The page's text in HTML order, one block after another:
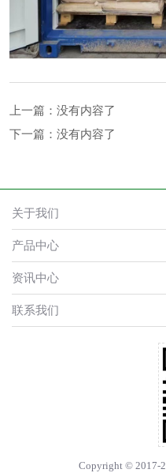
上一篇：没有内容了
下一篇：没有内容了
关于我们
产品中心
资讯中心
联系我们
Copyright © 2017-